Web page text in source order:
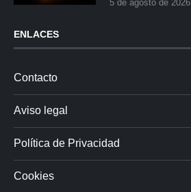
5 de agosto de 2026
ENLACES
Contacto
Aviso legal
Política de Privacidad
Cookies